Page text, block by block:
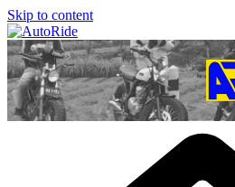
Skip to content